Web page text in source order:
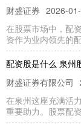
财盛证券 2026-
在股票市场中，配
资作为业内领先的
配资股是什么 泉州
财盛证券有限公司
在泉州这座充满活
重要助力。股票配